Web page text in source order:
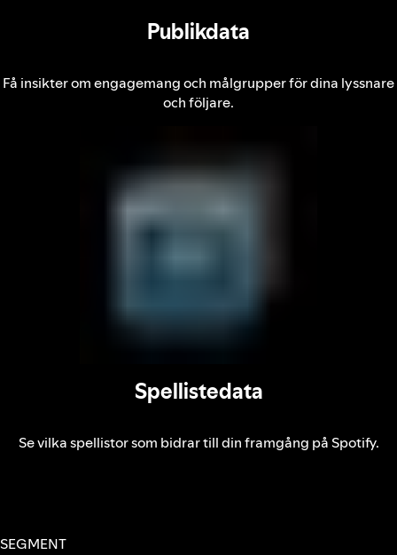
Publikdata
Få insikter om engagemang och målgrupper för dina lyssnare
och följare.
Spellistedata
Se vilka spellistor som bidrar till din framgång på Spotify.
SEGMENT